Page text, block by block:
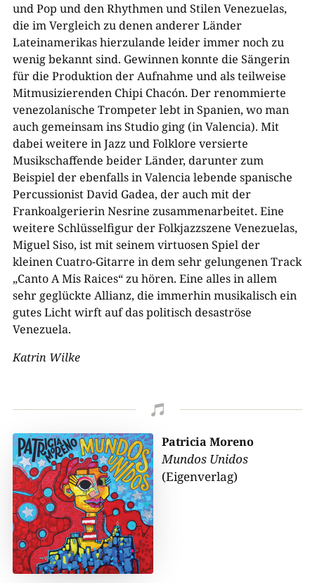
und Pop und den Rhythmen und Stilen Venezuelas,
die im Vergleich zu denen anderer Länder
Lateinamerikas hierzulande leider immer noch zu
wenig bekannt sind. Gewinnen konnte die Sängerin
für die Produktion der Aufnahme und als teilweise
Mitmusizierenden Chipi Chacón. Der renommierte
venezolanische Trompeter lebt in Spanien, wo man
auch gemeinsam ins Studio ging (in Valencia). Mit
dabei weitere in Jazz und Folklore versierte
Musikschaffende beider Länder, darunter zum
Beispiel der ebenfalls in Valencia lebende spanische
Percussionist David Gadea, der auch mit der
Frankoalgerierin Nesrine zusammenarbeitet. Eine
weitere Schlüsselfigur der Folkjazzszene Venezuelas,
Miguel Siso, ist mit seinem virtuosen Spiel der
kleinen Cuatro-Gitarre in dem sehr gelungenen Track
„Canto A Mis Raices“ zu hören. Eine alles in allem
sehr geglückte Allianz, die immerhin musikalisch ein
gutes Licht wirft auf das politisch desaströse
Venezuela.
Katrin Wilke

Patricia Moreno
Mundos Unidos
(Eigenverlag)